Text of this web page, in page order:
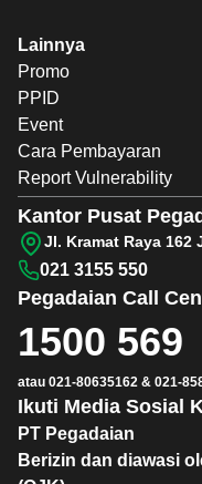
Lainnya
Promo
PPID
Event
Cara Pembayaran
Report Vulnerability
PT Pegadaian
Berizin dan diawasi
Ikuti Media Sosial
Pegadaian Call
1500 569
atau 021-80635162 & 021-
Kantor Pusat
Jl. Kramat Raya 162
021 3155 550